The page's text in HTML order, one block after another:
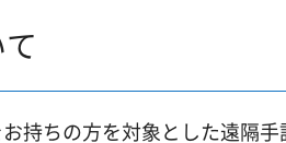
持ちの方を対象とした遠隔